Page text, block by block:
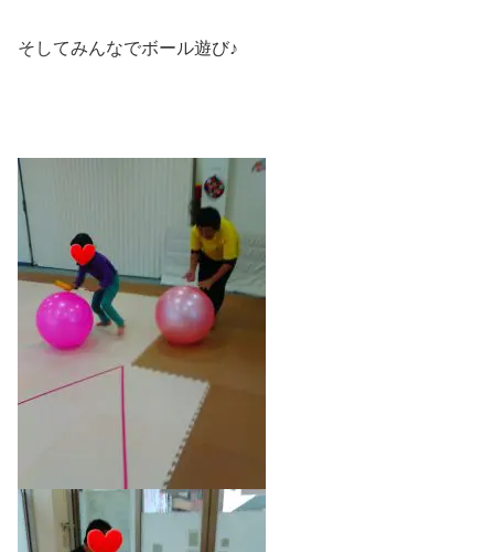
そしてみんなでボール遊び♪